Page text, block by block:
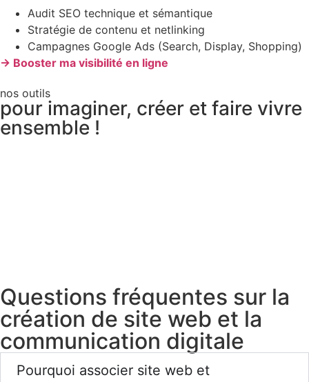
Audit SEO technique et sémantique
Stratégie de contenu et netlinking
Campagnes Google Ads (Search, Display, Shopping)
→ Booster ma visibilité en ligne
nos outils
pour imaginer, créer et faire vivre
ensemble !
Questions fréquentes sur la
création de site web et la
communication digitale
Pourquoi associer site web et